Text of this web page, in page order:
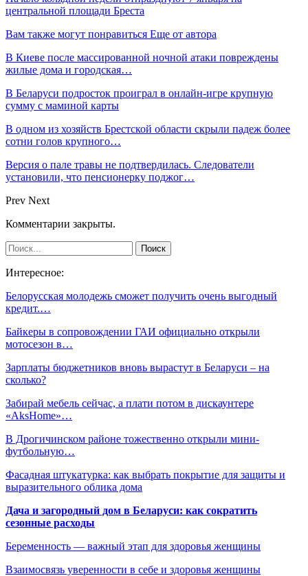
центральной площади Бреста
Вам также могут понравиться Еще от автора
В Киеве после массированной ночной атаки повреждены
жилые дома и городская…
В Беларуси подросток проиграл в онлайн-игре крупную
сумму с маминой карты
В одном из хозяйств Брестской области скрыли падеж более
сотни голов крупного…
Версия о пале травы не подтвердилась. Следователи
установили, что пенсионерку поджог…
Prev Next
Комментарии закрыты.
Интересное:
Белорусская молодежь сможет получить очень выгодный
кредит.…
Байкеры в сопровождении ГАИ официально открыли
мотосезон в…
Зарплаты бюджетников вновь вырастут в Беларуси – на
сколько?
Забирай мебель сейчас, а плати потом в дискаунтере
«AksHоme»…
В Дрогичинском районе тожественно открыли мини-
футбольную…
Фасадная штукатурка: как выбрать покрытие для защиты и
выразительного облика дома
Дача и загородный дом в Беларуси: как сократить
сезонные расходы
Беременность — важный этап для здоровья женщины
Взаимосвязь уверенности в себе и здоровья женщины